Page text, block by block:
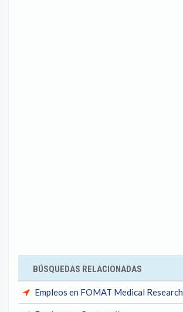
BÚSQUEDAS RELACIONADAS
Empleos en FOMAT Medical Research